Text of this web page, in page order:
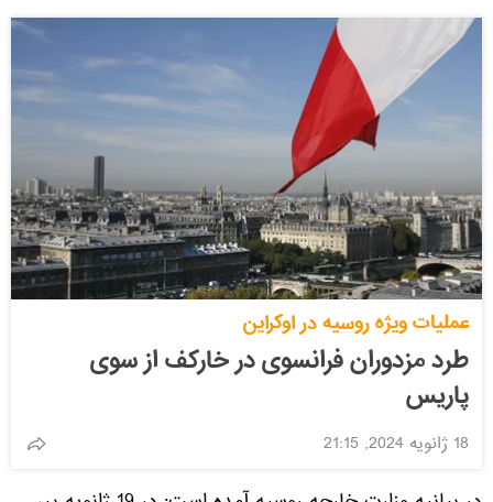
عملیات ویژه روسیه در اوکراین
طرد مزدوران فرانسوی در خارکف از سوی
پاریس
18 ژانویه 2024, 21:15